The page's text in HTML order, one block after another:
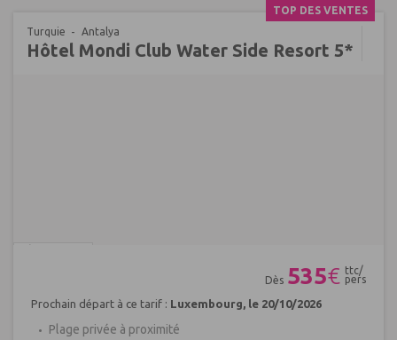
TOP DES VENTES
Turquie
Antalya
Hôtel Mondi Club Water Side Resort 5*
Dès 535€ ttc/
pers
Prochain départ à ce tarif : Luxembourg, le 20/10/2026
Plage privée à proximité